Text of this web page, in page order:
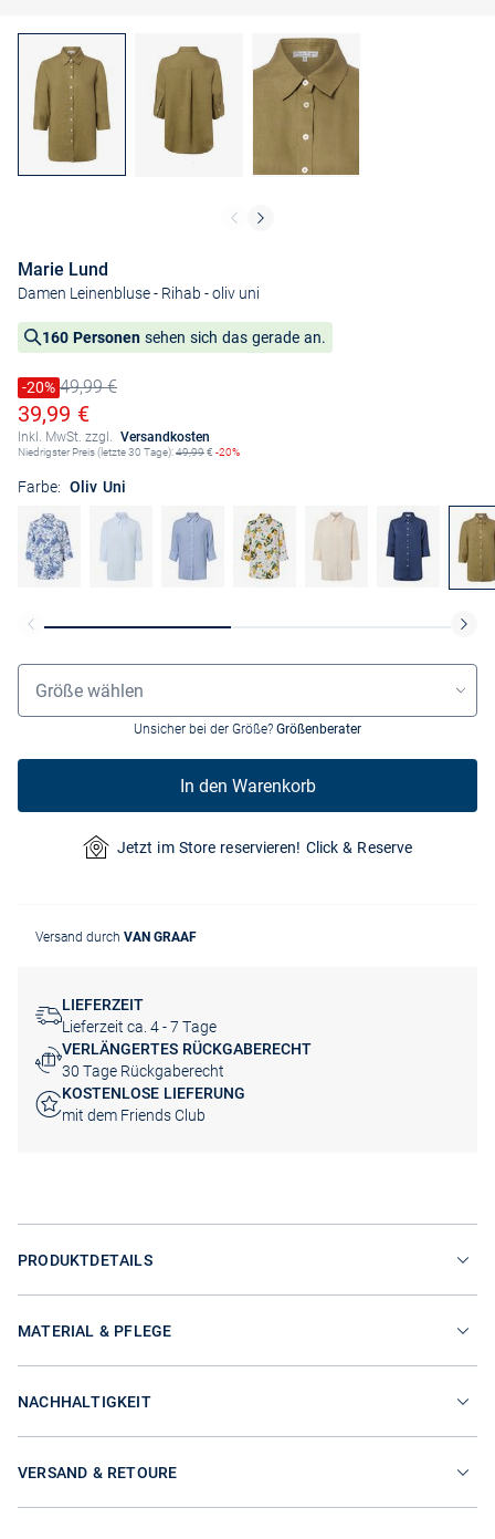
Marie Lund
Damen Leinenbluse - Rihab - oliv uni
160 Personen sehen sich das gerade an.
Preis reduziert um
-20%
Alter Preis49,99 €
Ermäßigter Preis
39,99 €
Inkl. MwSt. zzgl. Versandkosten
Niedrigster Preis (letzte 30 Tage):49,99€ -20%
Farbe: Oliv Uni
Grössenauswahl
Größe wählen
Unsicher bei der Größe? Größenberater
In den Warenkorb
Jetzt im Store reservieren! Click & Reserve
Versand durch VAN GRAAF
LIEFERZEIT
Lieferzeit ca. 4 - 7 Tage
VERLÄNGERTES RÜCKGABERECHT
30 Tage Rückgaberecht
KOSTENLOSE LIEFERUNG
mit dem Friends Club
PRODUKTDETAILS
MATERIAL & PFLEGE
NACHHALTIGKEIT
VERSAND & RETOURE